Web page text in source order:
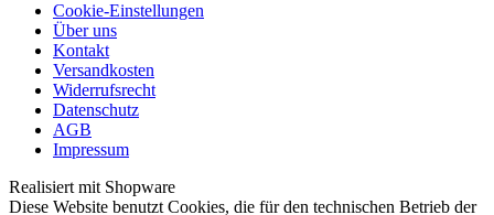
Cookie-Einstellungen
Über uns
Kontakt
Versandkosten
Widerrufsrecht
Datenschutz
AGB
Impressum
Realisiert mit Shopware
Diese Website benutzt Cookies, die für den technischen Betrieb der